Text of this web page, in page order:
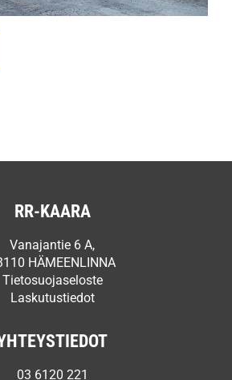
RR-KAARA
Vanajantie 6 A,
HÄMEENLINNA
Tietosuojaseloste
Laskutustiedot
03 6120 221